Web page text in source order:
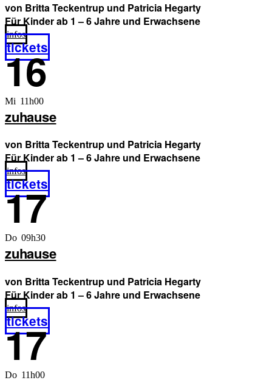
von Britta Teckentrup und Patricia Hegarty
Für Kinder ab 1 – 6 Jahre und Erwachsene
infos
tickets
16
Mi 11h00
zuhause
von Britta Teckentrup und Patricia Hegarty
Für Kinder ab 1 – 6 Jahre und Erwachsene
infos
tickets
17
Do 09h30
zuhause
von Britta Teckentrup und Patricia Hegarty
Für Kinder ab 1 – 6 Jahre und Erwachsene
infos
tickets
17
Do 11h00